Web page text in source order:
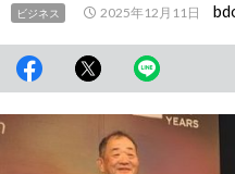
ビジネス 2025年12月11日